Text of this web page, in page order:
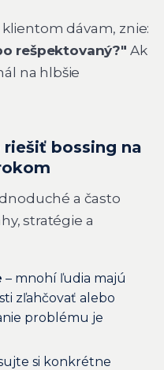
dávam, znie:
rešpektovaný?" Ak
na hlbšie
bossing na
a často
stratégie a
– mnohí ľudia majú
zľahčovať alebo
problému je
si konkrétne